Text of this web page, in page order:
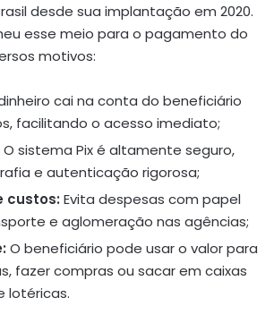
desde sua implantação em 2020.
esse meio para o pagamento do
motivos:
cai na conta do beneficiário
facilitando o acesso imediato;
O sistema Pix é altamente seguro,
e autenticação rigorosa;
custos: Evita despesas com papel
e aglomeração nas agências;
O beneficiário pode usar o valor para
fazer compras ou sacar em caixas
lotéricas.